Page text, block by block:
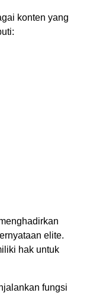
konten yang
elite.
hak untuk
fungsi